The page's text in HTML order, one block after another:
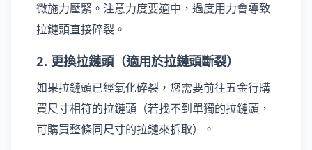
微施力壓緊。注意力度要適中，過度用力會導致
拉鏈頭直接碎裂。
2. 更換拉鏈頭（適用於拉鏈頭斷裂）
如果拉鏈頭已經氧化碎裂，您需要前往五金行購
買尺寸相符的拉鏈頭（若找不到單獨的拉鏈頭，
可購買整條同尺寸的拉鏈來拆取）。